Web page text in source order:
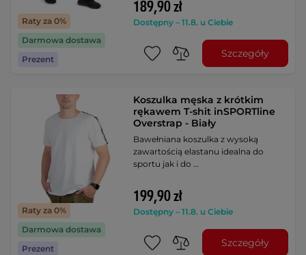
Raty za 0%
Darmowa dostawa
Prezent
189,90 zł
Dostępny – 11.8. u Ciebie
Szczegóły
Raty za 0%
Darmowa dostawa
Prezent
Koszulka męska z krótkim
rękawem T-shit inSPORTline
Overstrap - Biały
Bawełniana koszulka z wysoką
zawartością elastanu idealna do
sportu jak i do …
199,90 zł
Dostępny – 11.8. u Ciebie
Szczegóły